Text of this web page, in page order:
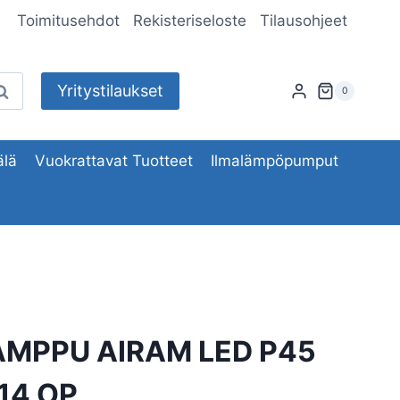
Toimitusehdot Rekisteriseloste Tilausohjeet
Yritystilaukset 0
Vuokrattavat Tuotteet Ilmalämpöpumput
AIRAM LED P45